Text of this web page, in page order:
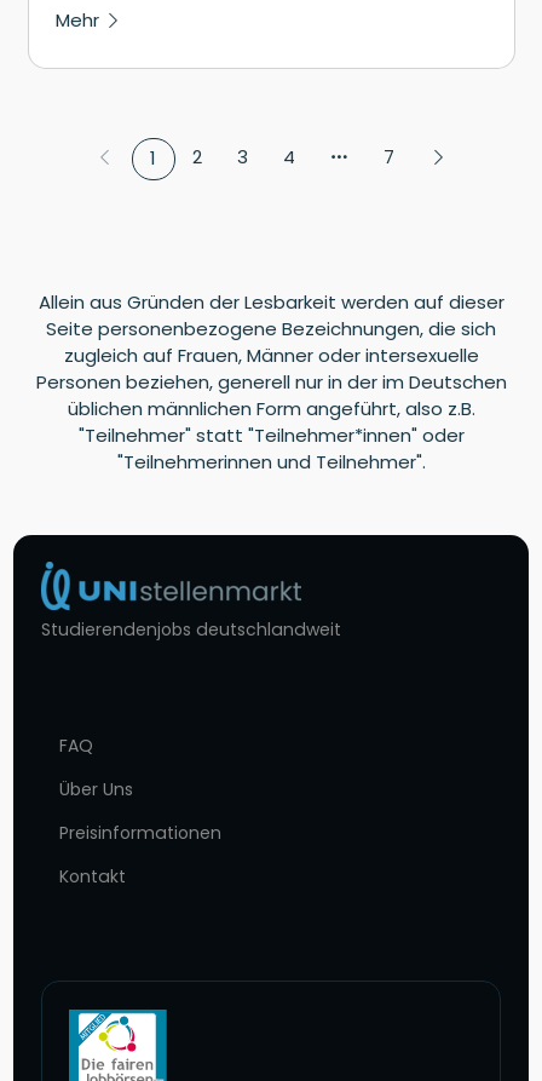
Mehr
1 2 3 4 7
Allein aus Gründen der Lesbarkeit werden auf dieser
Seite personenbezogene Bezeichnungen, die sich
zugleich auf Frauen, Männer oder intersexuelle
Personen beziehen, generell nur in der im Deutschen
üblichen männlichen Form angeführt, also z.B.
"Teilnehmer" statt "Teilnehmer*innen" oder
"Teilnehmerinnen und Teilnehmer".
Studierendenjobs deutschlandweit
FAQ
Über Uns
Preisinformationen
Kontakt